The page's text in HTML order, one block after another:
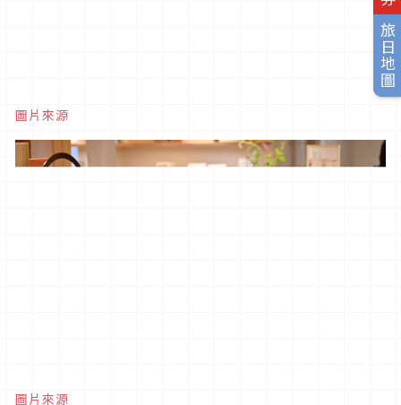
旅日地圖
圖片來源
圖片來源